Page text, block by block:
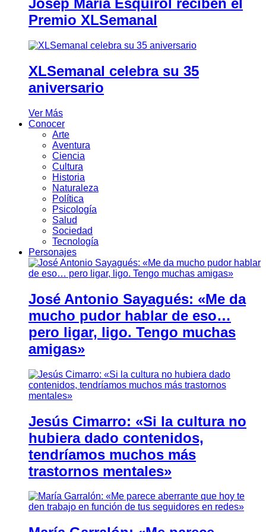
Josep Maria Esquirol reciben el
Premio XLSemanal
XLSemanal celebra su 35
aniversario
Ver Más
Conocer
Arte
Aventura
Ciencia
Cultura
Historia
Naturaleza
Política
Psicología
Salud
Sociedad
Tecnología
Personajes
José Antonio Sayagués: «Me da
mucho pudor hablar de eso…
pero ligar, ligo. Tengo muchas
amigas»
Jesús Cimarro: «Si la cultura no
hubiera dado contenidos,
tendríamos muchos más
trastornos mentales»